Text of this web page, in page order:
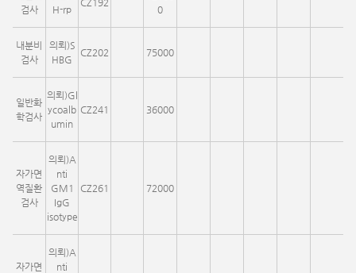
검사
H-rp
CZ192
0
내분비
검사
의뢰)S
HBG
CZ202 75000
일반화
학검사
의뢰)Gl
ycoalb
umin
CZ241 36000
자가면
역질환
검사
의뢰)A
nti
GM1
IgG
isotype
CZ261 72000
자가면
의뢰)A
nti